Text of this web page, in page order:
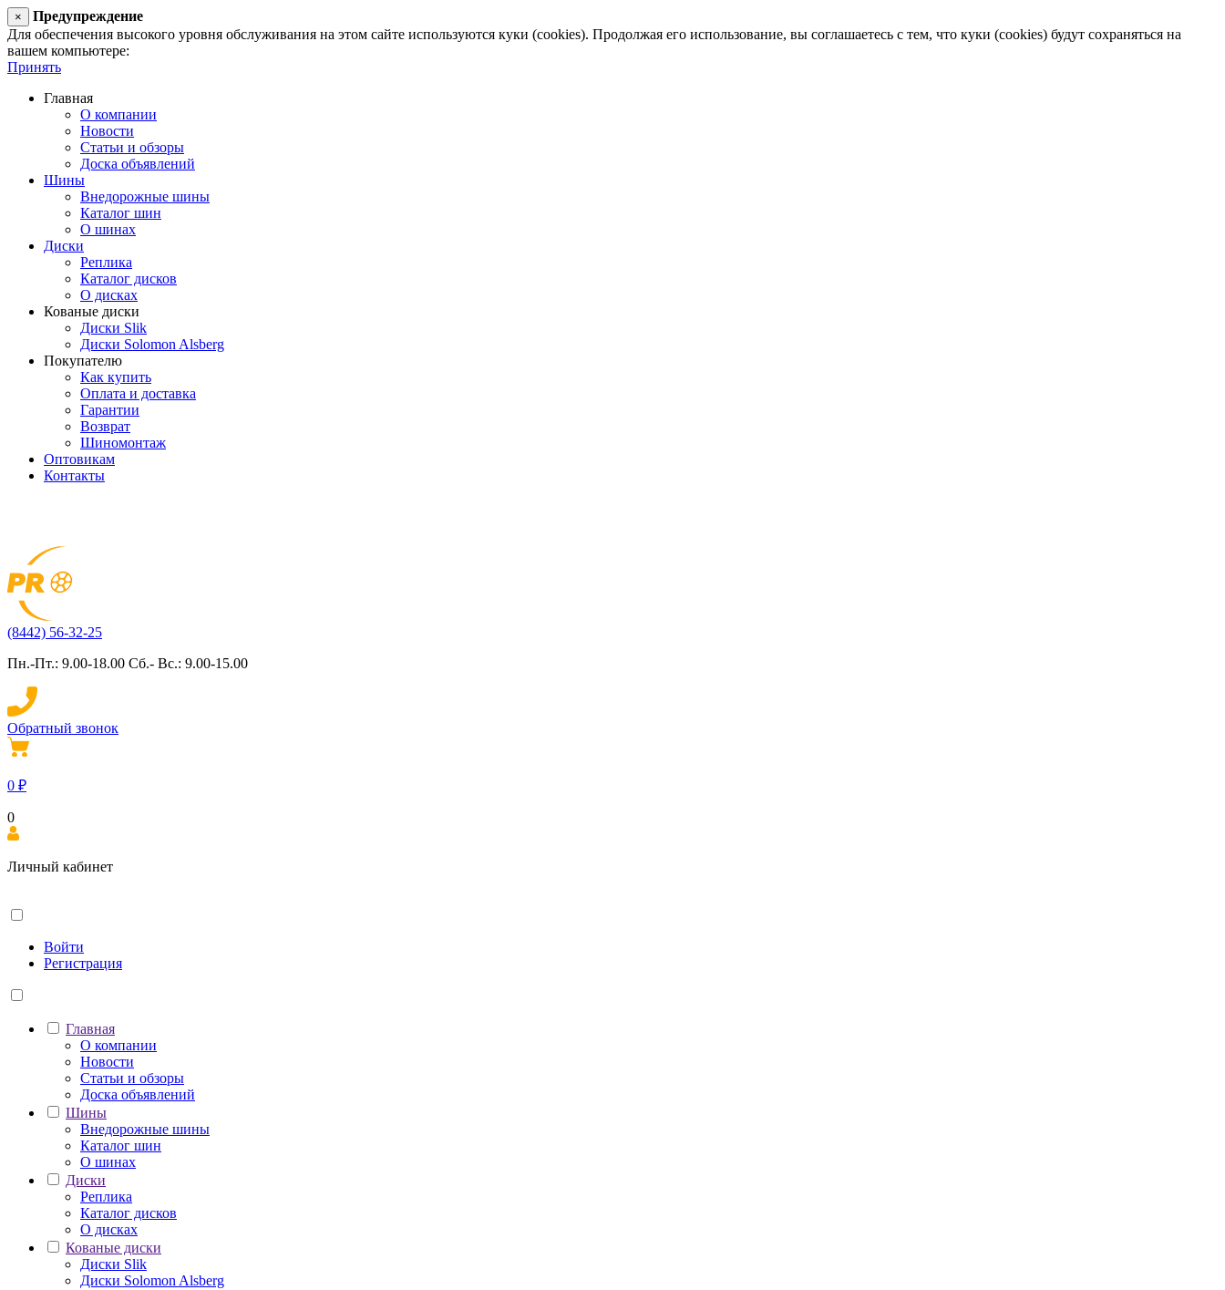
×
Предупреждение
Для обеспечения высокого уровня обслуживания на этом сайте используются куки (cookies). Продолжая его использование, вы соглашаетесь с тем, что куки (cookies) будут сохраняться на
вашем компьютере:
Принять
Главная
О компании
Новости
Статьи и обзоры
Доска объявлений
Шины
Внедорожные шины
Каталог шин
О шинах
Диски
Реплика
Каталог дисков
О дисках
Кованые диски
Диски Slik
Диски Solomon Alsberg
Покупателю
Как купить
Оплата и доставка
Гарантии
Возврат
Шиномонтаж
Оптовикам
Контакты
(8442) 56-32-25
Пн.-Пт.: 9.00-18.00 Сб.- Вс.: 9.00-15.00
Обратный звонок
0 ₽
0
Личный кабинет
Войти
Регистрация
Главная
О компании
Новости
Статьи и обзоры
Доска объявлений
Шины
Внедорожные шины
Каталог шин
О шинах
Диски
Реплика
Каталог дисков
О дисках
Кованые диски
Диски Slik
Диски Solomon Alsberg